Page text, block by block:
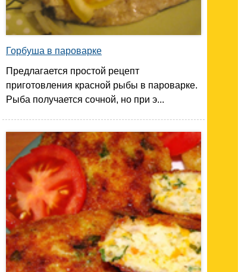
Горбуша в пароварке
Предлагается простой рецепт
приготовления красной рыбы в пароварке.
Рыба получается сочной, но при э...